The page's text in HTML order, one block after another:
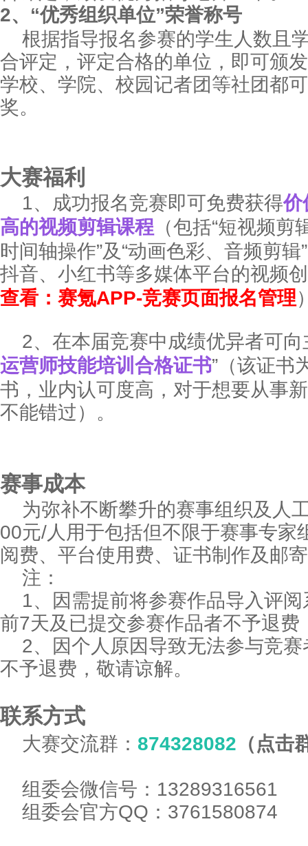
2、“优秀组织单位”荣誉称号
根据指导报名参赛的学生人数且
合评定，评定合格的单位，即可颁
学校、学院、校园记者团等社团都
奖。
大赛福利
1、成功报名竞赛即可免费获得价
高的视频剪辑课程 （包括“短视频剪
时间轴操作”及“动画色彩、音频剪
抖音、小红书等多媒体平台的视频
查看：赛氪APP-竞赛页面报名管理
2、在本届竞赛中成绩优异者可向
运营师技能培训合格证书”（该证书
书，业内认可度高，对于想要从事
不能错过）。
赛事成本
为弥补不断攀升的赛事组织及人
00元/人用于包括但不限于赛事专家
阅费、平台使用费、证书制作及邮
注：
1、因需提前将参赛作品导入评
前7天及已提交参赛作品者不予退费
2、因个人原因导致无法参与竞
不予退费，敬请谅解。
联系方式
大赛交流群： 874328082 （点击
组委会微信号：13289316561
组委会官方QQ：3761580874